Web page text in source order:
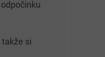
takže si